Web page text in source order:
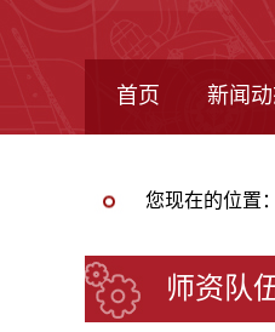
首页 新闻
您现在的位置：
师资队